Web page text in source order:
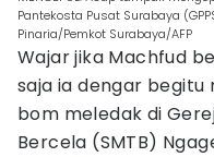
Pantekosta Pusat Surabaya
Pinaria/Pemkot Surabaya/AFP
Wajar jika Machfud
saja ia dengar begitu
bom meledak di
Bercela (SMTB)